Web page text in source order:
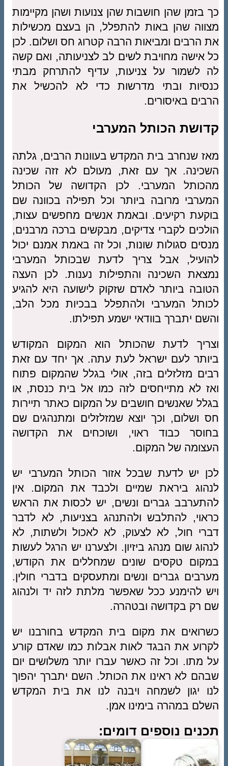
כך בזמן שהן חושבות שהן צנועות ושהן מקיימות
מצווה שהן באות להתפלל, הן בעצם מכשילות
את הרבים ומביאות הרבה קטרוג חס ושלום. לכן
כל אישה מחויבת לשים לב לצניעותה, ואם קשה
לה לשמור על צניעות, עדיף להתרחק מבתי
כנסיות ובתי מדרשות כדי לא להכשיל את
הרבים באיסורים.
קדושת הכותל המערבי
מאז שנחרב בית המקדש בעוונות הרבים, גלתה
השכינה. אך עם זאת, מעולם לא זזה שכינה
מהכותל המערבי. לכן הקדושה של הכותל
המערבי מרובה ביותר וכל תפילה בכוונה שם
בוקעת רקיעים. ובאמת אנשים מחפשים עצות,
הולכים לקברי צדיקים, מבקשים ברכה מרבנים,
מנסים סגולות שונות, וכל זה באמת אמנם יכול
להועיל, אבל צריך לדעת שבכותל המערבי
נמצאת השכינה והתפילות נענות. לכן העצה
הטובה ביותר לאדם שזקוק לישועה היא להגיע
לכותל המערבי ולהתפלל בבכיות מכל הלב,
והשם יתברך בוודאי ישמע תפילתו.
וצריך לדעת שהכותל הוא המקום המקודש
ביותר לעם ישראל לעת עתה. אך יחד עם זאת
רבים מזלזלים בזה, אולי בגלל שהמקום פתוח
ואז לא מתייחסים לזה כמו אל בית כנסת, או
בגלל שאנשים חושבים על המקום כאתר תיירות
חס ושלום, וכך יוצא שמזלזלים ומתנהגים שם
בחוסר כבוד ראוי, ושוכחים את הקדושה
העצומה של המקום.
לכן יש לדעת שבכל אזור הכותל המערבי יש
לנהוג ביראת שמיים ולכבד את המקום. אין
להתערבב גברים ונשים, יש לכסות את הראש
כראוי, להתלבש ולהתנהג בצניעות, לא לדבר
דברי חול, לא לצעוק, לא לאכול ולשתות, לא
לנהוג שום מנהג ביזיון. ולצערנו יש הרגל לעשות
במקום טקסים שונים שמחללים את הקודש,
מערבים גברים ונשים ומתעסקים בדברי חולין.
ויש להימנע ככל שאפשר מלתת לזה יד ולנהוג
שם רק בקדושה ובטהרה.
כשרואים את מקום בית המקדש בחורבנו יש
לקרוע את הבגד לאות אבלות כמו שאדם קורע
על מתו. וכל זה כאשר עברו יותר משלושים יום
שבהם לא ראינו את הכותל. השם יתברך יהפוך
לנו יגון לשמחה ויבנה לנו את בית המקדש
השלם במהרה בימינו אמן.
תכנים נוספים דומים: